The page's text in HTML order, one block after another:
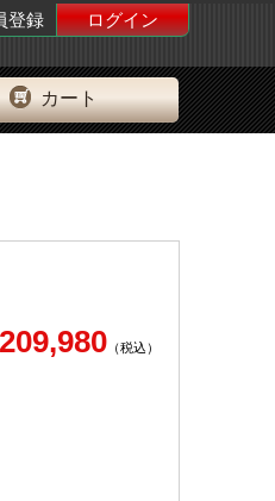
登録 ログイン
カート
（税込）